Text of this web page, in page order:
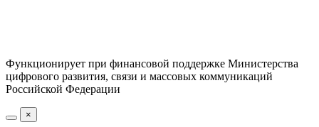
Функционирует при финансовой поддержке Министерства
цифрового развития, связи и массовых коммуникаций
Российской Федерации
×